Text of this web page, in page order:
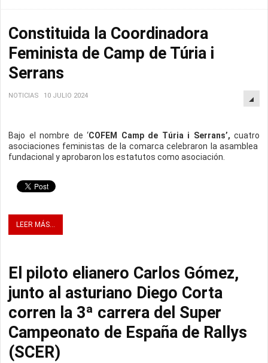
Constituida la Coordinadora
Feminista de Camp de Túria i
Serrans
NOTICIAS 10 JULIO 2024
Bajo el nombre de ‘COFEM Camp de Túria i Serrans’, cuatro
asociaciones feministas de la comarca celebraron la asamblea
fundacional y aprobaron los estatutos como asociación.
LEER MÁS...
El piloto elianero Carlos Gómez,
junto al asturiano Diego Corta
corren la 3ª carrera del Super
Campeonato de España de Rallys
(SCER)